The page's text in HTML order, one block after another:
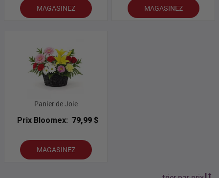
MAGASINEZ MAGASINEZ
Panier de Joie
Prix Bloomex: 79,99 $
MAGASINEZ